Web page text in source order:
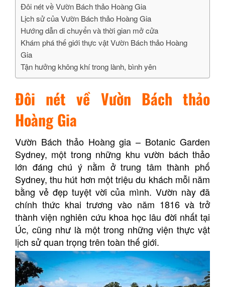
Đôi nét về Vườn Bách thảo Hoàng Gia
Lịch sử của Vườn Bách thảo Hoàng Gia
Hướng dẫn di chuyển và thời gian mở cửa
Khám phá thế giới thực vật Vườn Bách thảo Hoàng
Gia
Tận hưởng không khí trong lành, bình yên
Đôi nét về Vườn Bách thảo
Hoàng Gia
Vườn Bách thảo Hoàng gia – Botanic Garden
Sydney, một trong những khu vườn bách thảo
lớn đáng chú ý nằm ở trung tâm thành phố
Sydney, thu hút hơn một triệu du khách mỗi năm
bằng vẻ đẹp tuyệt vời của mình. Vườn này đã
chính thức khai trương vào năm 1816 và trở
thành viện nghiên cứu khoa học lâu đời nhất tại
Úc, cũng như là một trong những viện thực vật
lịch sử quan trọng trên toàn thế giới.